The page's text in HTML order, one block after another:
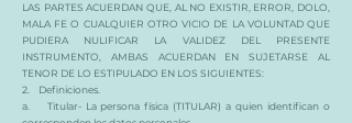
LAS PARTES ACUERDAN QUE, AL NO EXISTIR, ERROR, DOLO,
MALA FE O CUALQUIER OTRO VICIO DE LA VOLUNTAD QUE
PUDIERA NULIFICAR LA VALIDEZ DEL PRESENTE
INSTRUMENTO, AMBAS ACUERDAN EN SUJETARSE AL
TENOR DE LO ESTIPULADO EN LOS SIGUIENTES:
2. Definiciones.
a. Titular- La persona física (TITULAR) a quien identifican o